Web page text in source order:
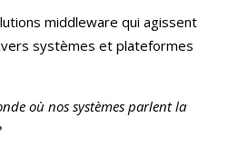
middleware qui agissent
systèmes et plateformes
où nos systèmes parlent la